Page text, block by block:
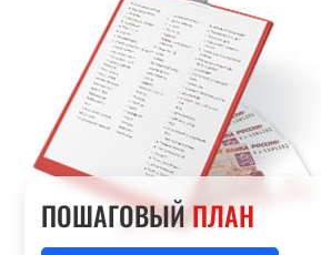
ПОШАГОВЫЙПЛАН